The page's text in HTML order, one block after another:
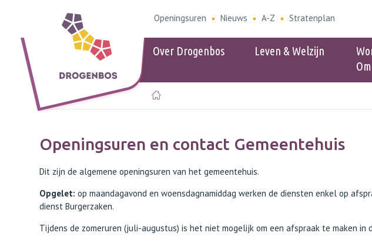
Openingsuren Nieuws A-Z Stratenplan
Over Drogenbos Leven & Welzijn
Kids-ID
Omgeving
Ophaalkalender
Cinéclub
Openingsuren en contact Gemeentehuis
Dit zijn de algemene openingsuren van het gemeentehuis.
Opgelet: op maandagavond en woensdagnamiddag werken de diensten enkel op
dienst Burgerzaken.
Tijdens de zomeruren (juli-augustus) is het niet mogelijk om een afspraak te maken in